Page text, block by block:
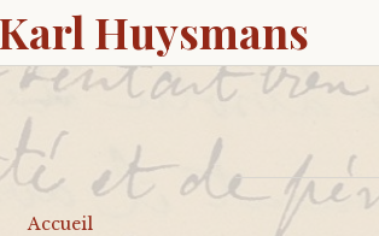
Huysmans
Accueil